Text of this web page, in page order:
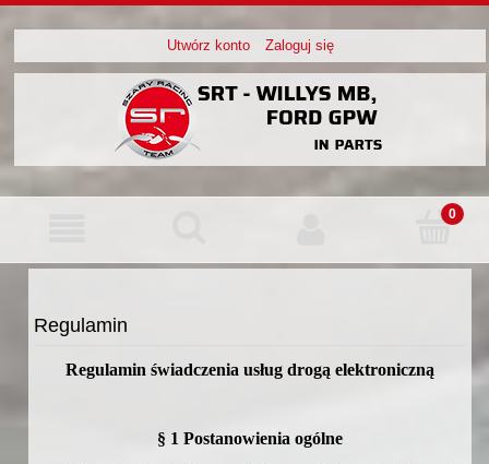
Utwórz konto Zaloguj się
Regulamin
Regulamin świadczenia usług drogą elektroniczną
§ 1 Postanowienia ogólne